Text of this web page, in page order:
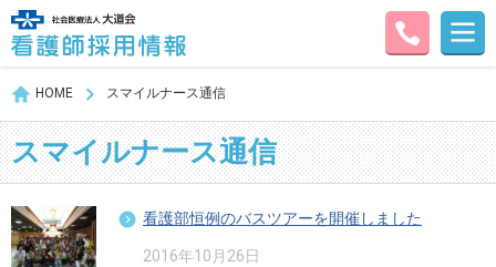
HOME スマイルナース通信
スマイルナース通信
看護部恒例のバスツアーを開催しました
2016年10月26日